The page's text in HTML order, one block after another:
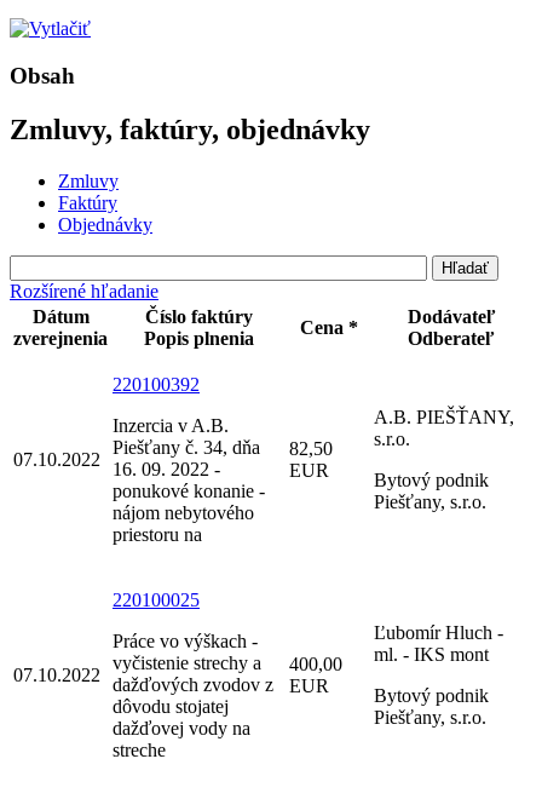
Obsah
Zmluvy, faktúry, objednávky
Zmluvy
Faktúry
Objednávky
Rozšírené hľadanie
Dátum
zverejnenia
Číslo faktúry
Popis plnenia
Cena *
Dodávateľ
Odberateľ
07.10.2022
220100392
Inzercia v A.B.
Piešťany č. 34, dňa
16. 09. 2022 -
ponukové konanie -
nájom nebytového
priestoru na
82,50
EUR
A.B. PIEŠŤANY,
s.r.o.
Bytový podnik
Piešťany, s.r.o.
07.10.2022
220100025
Práce vo výškach -
vyčistenie strechy a
dažďových zvodov z
dôvodu stojatej
dažďovej vody na
streche
400,00
EUR
Ľubomír Hluch -
ml. - IKS mont
Bytový podnik
Piešťany, s.r.o.